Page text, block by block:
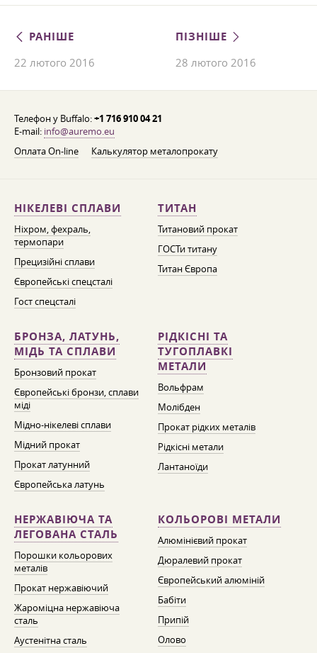
РАНІШЕ
22 лютого 2016
ПІЗНІШЕ
28 лютого 2016
Телефон у Buffalo:+1 716 910 04 21
E-mail: info@auremo.eu
Оплата On-line
Калькулятор металопрокату
НІКЕЛЕВІ СПЛАВИ
Ніхром, фехраль,
термопари
Прецизійні сплави
Європейські спецсталі
Гост спецсталі
ТИТАН
Титановий прокат
ГОСТи титану
Титан Європа
БРОНЗА, ЛАТУНЬ,
МІДЬ ТА СПЛАВИ
Бронзовий прокат
Європейські бронзи, сплави
міді
Мідно-нікелеві сплави
Мідний прокат
Прокат латунний
Європейська латунь
РІДКІСНІ ТА
ТУГОПЛАВКІ
МЕТАЛИ
Вольфрам
Молібден
Прокат рідких металів
Рідкісні метали
Лантаноїди
НЕРЖАВІЮЧА ТА
ЛЕГОВАНА СТАЛЬ
Порошки кольорових
металів
Прокат нержавіючий
Жароміцна нержавіюча
сталь
Аустенітна сталь
КОЛЬОРОВІ МЕТАЛИ
Алюмінієвий прокат
Дюралевий прокат
Європейський алюміній
Бабіти
Припій
Олово